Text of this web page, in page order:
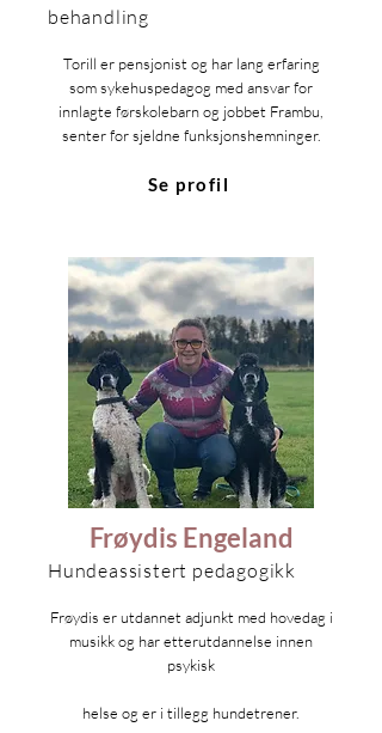
behandling
Torill er pensjonist og har lang erfaring
som sykehuspedagog med ansvar for
innlagte førskolebarn og jobbet Frambu,
senter for sjeldne funksjonshemninger.
Se profil
Frøydis Engeland
Hundeassistert pedagogikk
Frøydis er utdannet adjunkt med hovedag i
musikk og har etterutdannelse innen
psykisk
helse og er i tillegg hundetrener.